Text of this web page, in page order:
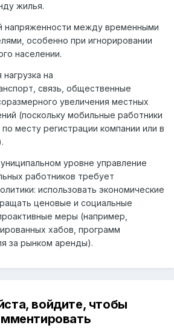
жилья.
между временными
особенно при игнорировании
населении.
на
связь, общественные
увеличения местных
(поскольку мобильные работники
по месту регистрации компании или в
уровне управление
работников требует
использовать экономические
ценовые и социальные
меры (например,
хабов, программ
за рынком аренды).
войдите, чтобы